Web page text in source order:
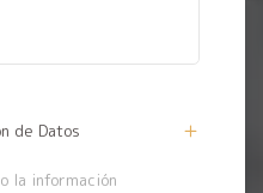
de Datos
la información